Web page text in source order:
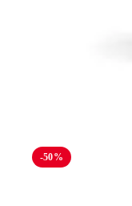
-50%